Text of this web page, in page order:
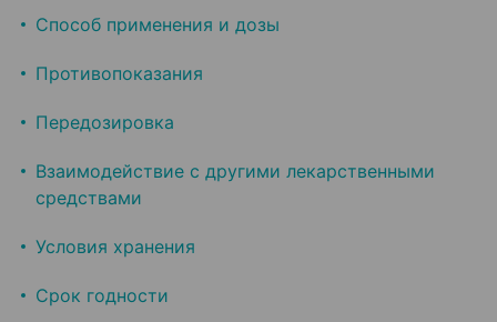
Способ применения и дозы
Противопоказания
Передозировка
Взаимодействие с другими лекарственными
средствами
Условия хранения
Срок годности